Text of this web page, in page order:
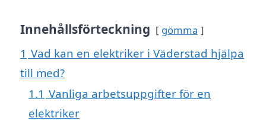
Innehållsförteckning gömma
1 Vad kan en elektriker i Väderstad hjälpa
till med?
1.1 Vanliga arbetsuppgifter för en
elektriker